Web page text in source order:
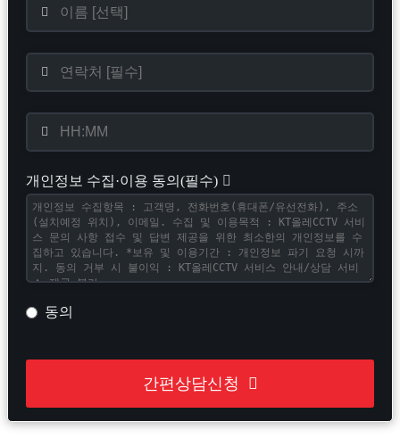
개인정보 수집·이용 동의(필수)
동의
간편상담신청